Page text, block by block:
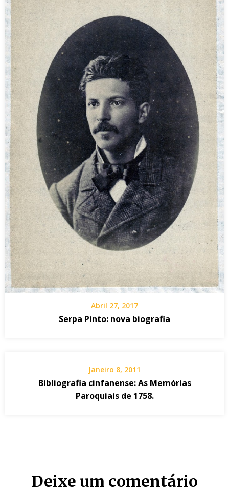
Abril 27, 2017
Serpa Pinto: nova biografia
Janeiro 8, 2011
Bibliografia cinfanense: As Memórias
Paroquiais de 1758.
Deixe um comentário